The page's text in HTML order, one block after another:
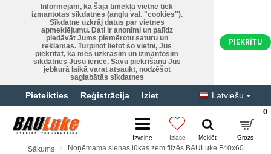
Informējam, ka šajā tīmekļa vietnē tiek
izmantotas sīkdatnes (angļu val. "cookies").
Sīkdatne uzkrāj datus par vietnes
apmeklējumu. Dati ir anonīmi un palīdz
piedāvāt Jums piemērotu saturu un
reklāmas. Turpinot lietot šo vietni, Jūs
piekrītat, ka mēs uzkrāsim un izmantosim
sīkdatnes Jūsu ierīcē. Savu piekrišanu Jūs
jebkurā laikā varat atsaukt, nodzēšot
saglabātās sīkdatnes
PIEKRĪTU
Pieteikties Reģistrācija Iziet Latviešu
0
Sākums Noņēmama sienas lūkas zem flīzēs BAULuke F40x60